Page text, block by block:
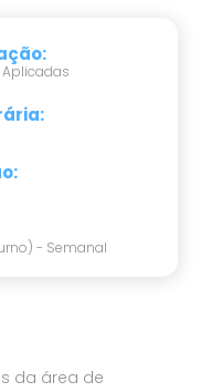
:
:
:
- Semanal
da área de